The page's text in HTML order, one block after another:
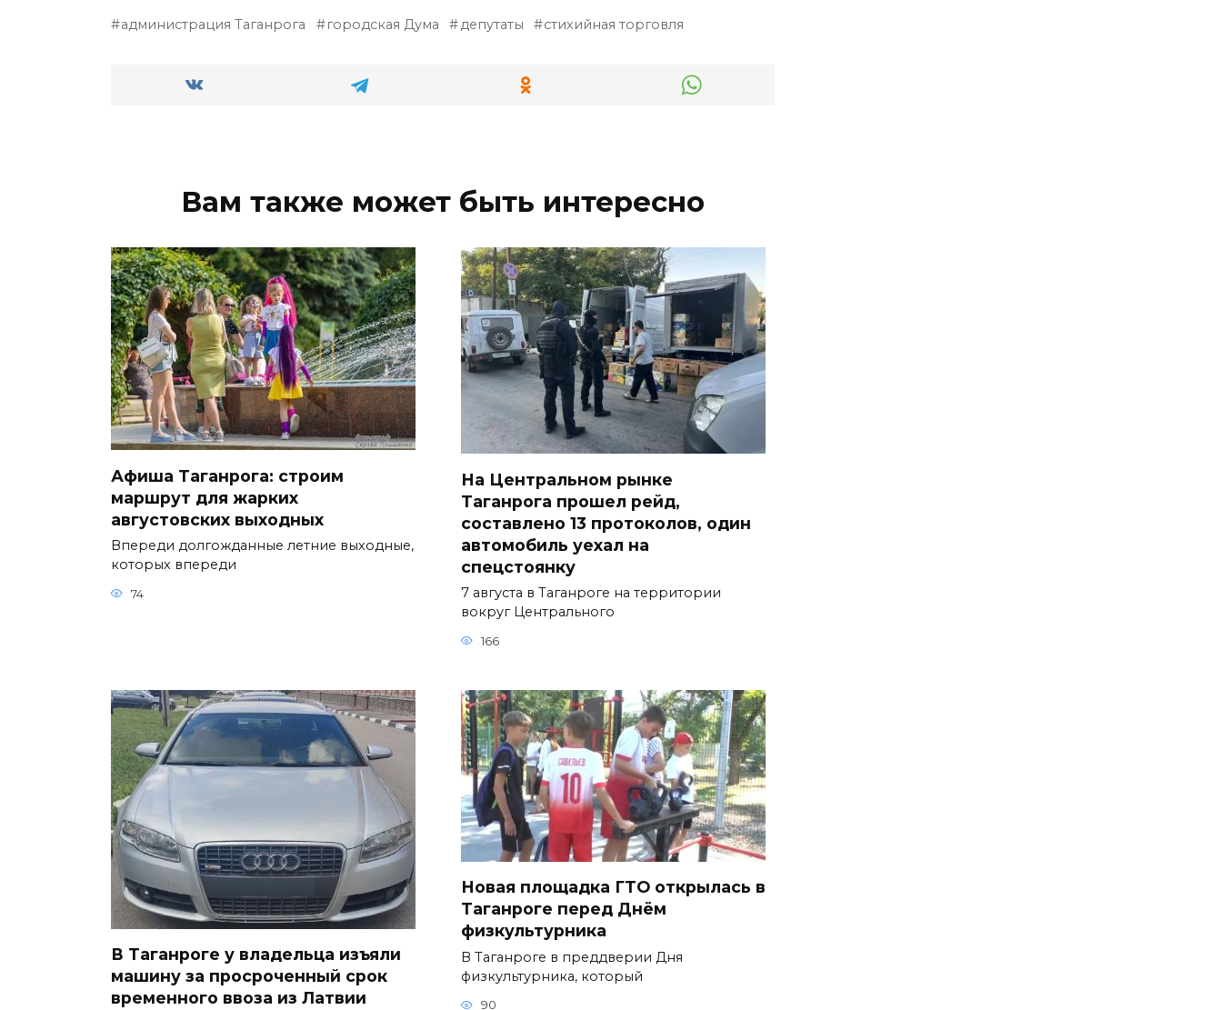
администрация Таганрога городская Дума депутаты стихийная торговля
Вам также может быть интересно
Афиша Таганрога: строим
маршрут для жарких
августовских выходных
Впереди долгожданные летние выходные,
которых впереди
74
На Центральном рынке
Таганрога прошел рейд,
составлено 13 протоколов, один
автомобиль уехал на
спецстоянку
7 августа в Таганроге на территории
вокруг Центрального
166
В Таганроге у владельца изъяли
машину за просроченный срок
временного ввоза из Латвии
Новая площадка ГТО открылась в
Таганроге перед Днём
физкультурника
В Таганроге в преддверии Дня
физкультурника, который
90